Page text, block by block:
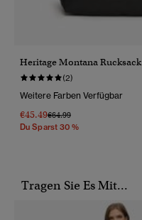
Heritage Montana Rucksack
(2)
Weitere Farben Verfügbar
€45.49Preis Wurde Reduziert Von
€64.99Bis
Du Sparst 30 %
Tragen Sie Es Mit...